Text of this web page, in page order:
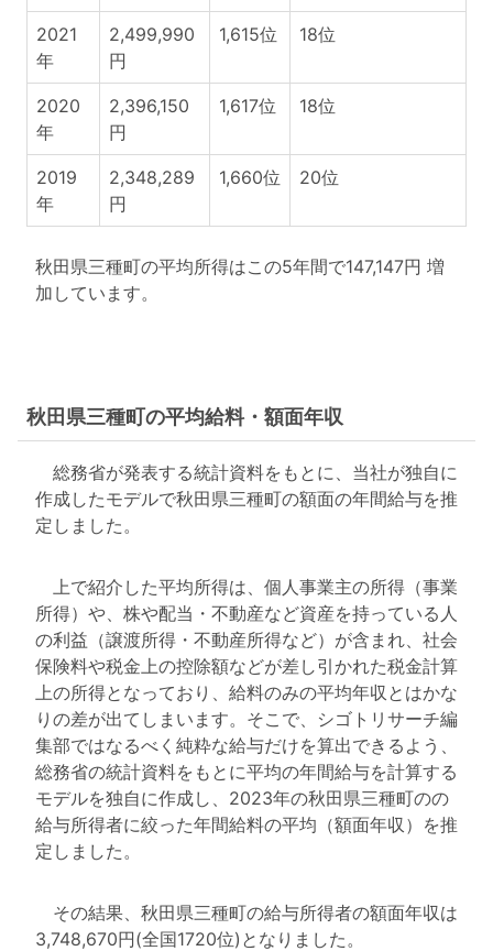
2021
年
2,499,990
円
1,615位 18位
2020
年
2,396,150
円
1,617位 18位
2019
年
2,348,289
円
1,660位 20位
秋田県三種町の平均所得はこの5年間で147,147円 増
加しています。
秋田県三種町の平均給料・額面年収
総務省が発表する統計資料をもとに、当社が独自に
作成したモデルで秋田県三種町の額面の年間給与を推
定しました。
上で紹介した平均所得は、個人事業主の所得（事業
所得）や、株や配当・不動産など資産を持っている人
の利益（譲渡所得・不動産所得など）が含まれ、社会
保険料や税金上の控除額などが差し引かれた税金計算
上の所得となっており、給料のみの平均年収とはかな
りの差が出てしまいます。そこで、シゴトリサーチ編
集部ではなるべく純粋な給与だけを算出できるよう、
総務省の統計資料をもとに平均の年間給与を計算する
モデルを独自に作成し、2023年の秋田県三種町のの
給与所得者に絞った年間給料の平均（額面年収）を推
定しました。
その結果、秋田県三種町の給与所得者の額面年収は
3,748,670円(全国1720位)となりました。